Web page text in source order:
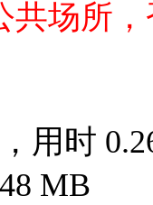
共场所
用时
MB